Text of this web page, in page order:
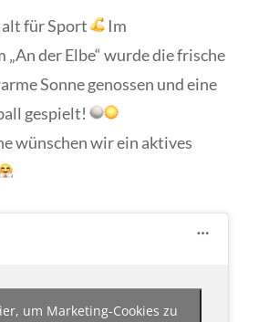
für Sport
Im
„An der Elbe“ wurde die frische
Sonne genossen und eine
gespielt!
wünschen wir ein aktives
um Marketing-Cookies zu